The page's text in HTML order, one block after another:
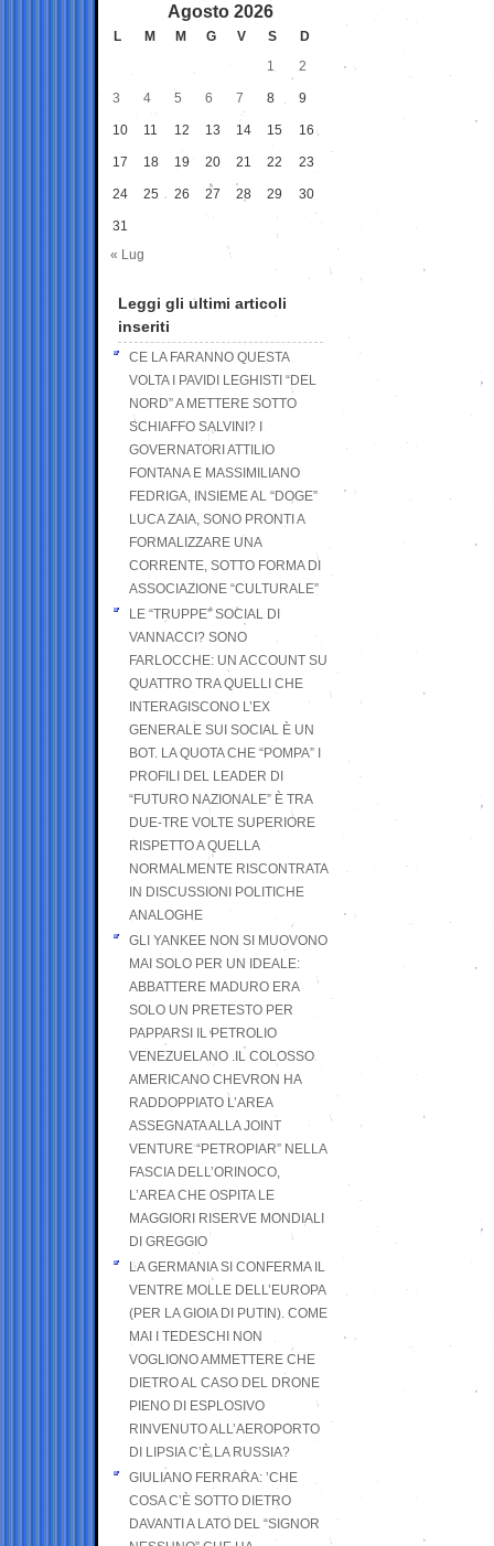
Agosto 2026
L M M G V S
D
1
2
3 4 5 6 7 8 9
10 11 12 13 14 15 16
17 18 19 20 21 22 23
24 25 26 27 28 29 30
31
« Lug
Leggi gli ultimi articoli
inseriti
CE LA FARANNO QUESTA
VOLTA I PAVIDI LEGHISTI “DEL
NORD” A METTERE SOTTO
SCHIAFFO SALVINI? I
GOVERNATORI ATTILIO
FONTANA E MASSIMILIANO
FEDRIGA, INSIEME AL “DOGE”
LUCA ZAIA, SONO PRONTI A
FORMALIZZARE UNA
CORRENTE, SOTTO FORMA DI
ASSOCIAZIONE “CULTURALE”
LE “TRUPPE” SOCIAL DI
VANNACCI? SONO
FARLOCCHE: UN ACCOUNT SU
QUATTRO TRA QUELLI CHE
INTERAGISCONO L’EX
GENERALE SUI SOCIAL È UN
BOT. LA QUOTA CHE “POMPA” I
PROFILI DEL LEADER DI
“FUTURO NAZIONALE” È TRA
DUE-TRE VOLTE SUPERIORE
RISPETTO A QUELLA
NORMALMENTE RISCONTRATA
IN DISCUSSIONI POLITICHE
ANALOGHE
GLI YANKEE NON SI MUOVONO
MAI SOLO PER UN IDEALE:
ABBATTERE MADURO ERA
SOLO UN PRETESTO PER
PAPPARSI IL PETROLIO
VENEZUELANO .IL COLOSSO
AMERICANO CHEVRON HA
RADDOPPIATO L’AREA
ASSEGNATA ALLA JOINT
VENTURE “PETROPIAR” NELLA
FASCIA DELL’ORINOCO,
L’AREA CHE OSPITA LE
MAGGIORI RISERVE MONDIALI
DI GREGGIO
LA GERMANIA SI CONFERMA IL
VENTRE MOLLE DELL’EUROPA
(PER LA GIOIA DI PUTIN). COME
MAI I TEDESCHI NON
VOGLIONO AMMETTERE CHE
DIETRO AL CASO DEL DRONE
PIENO DI ESPLOSIVO
RINVENUTO ALL’AEROPORTO
DI LIPSIA C’È LA RUSSIA?
GIULIANO FERRARA: ’CHE
COSA C’È SOTTO DIETRO
DAVANTI A LATO DEL “SIGNOR